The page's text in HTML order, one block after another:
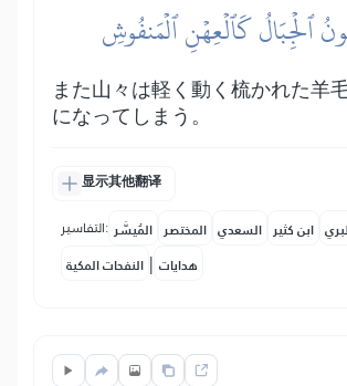
ٱلۡجِبَالُ كَٱلۡعِهۡنِ ٱلۡمَنفُوشِ
また山々は軽く動く梳かれた羊
になってしまう。
显示其他翻译
التفاسير: المُيسَّر المختصر السعدي ابن كثير
النفحات المكية | هدايات